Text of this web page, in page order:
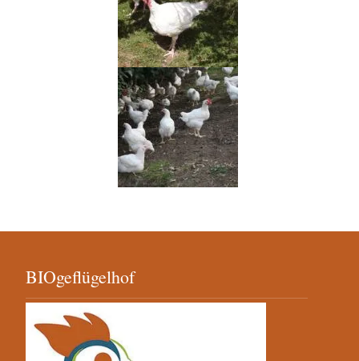
BIOgeflügelhof